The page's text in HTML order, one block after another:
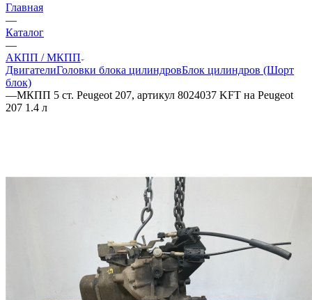
Главная
—
Каталог
—
АКПП / МКПП
ДвигателиГоловки блока цилиндровБлок цилиндров (Шорт
блок)
—МКПП 5 ст. Peugeot 207, артикул 8024037 KFT на Peugeot
207 1.4 л